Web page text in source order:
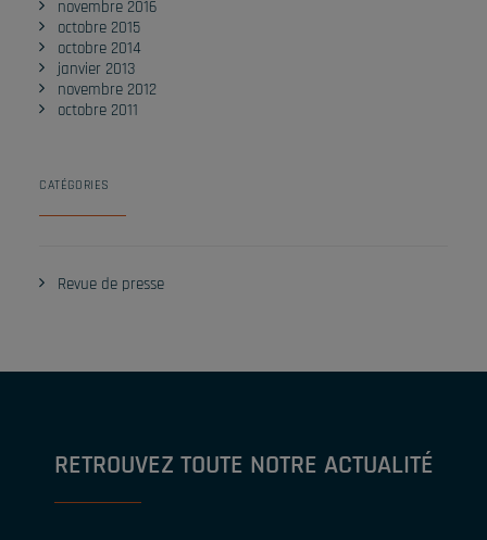
novembre 2016
octobre 2015
octobre 2014
janvier 2013
novembre 2012
octobre 2011
CATÉGORIES
Revue de presse
RETROUVEZ TOUTE NOTRE ACTUALITÉ